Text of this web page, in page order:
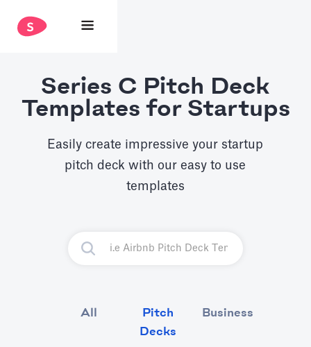
Series C Pitch Deck
Templates for Startups
Easily create impressive your startup
pitch deck with our easy to use
templates
All
Pitch
Decks
Business